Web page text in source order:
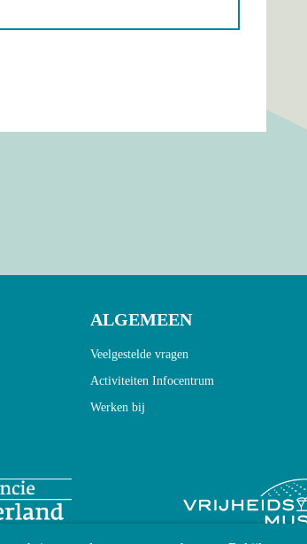
ALGEMEEN
Veelgestelde vragen
Activiteiten Infocentrum
Werken bij